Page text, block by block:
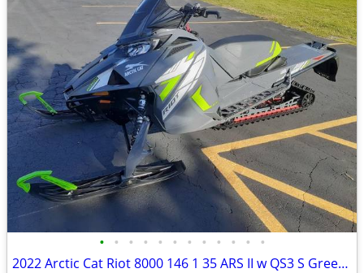
• • • • • • • • • • • •
2022 Arctic Cat Riot 8000 146 1 35 ARS II w QS3 S Green Full Send